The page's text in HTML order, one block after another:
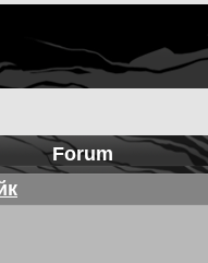
Forum